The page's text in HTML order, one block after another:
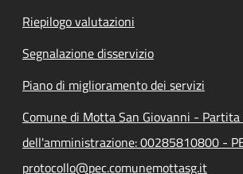
Riepilogo valutazioni
Segnalazione disservizio
Piano di miglioramento dei servizi
Comune di Motta San Giovanni - Partita
dell'amministrazione: 00285810800 -
protocollo@pec.comunemottasg.it